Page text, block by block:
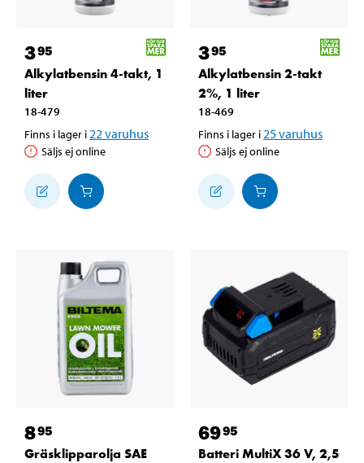
395
Alkylatbensin 4-takt, 1
liter
18-479
Finns i lager i 22 varuhus
Säljs ej online
395
Alkylatbensin 2-takt
2%, 1 liter
18-469
Finns i lager i 25varuhus
Säljs ej online
895
Gräsklipparolja SAE
6995
Batteri MultiX 36 V, 2,5